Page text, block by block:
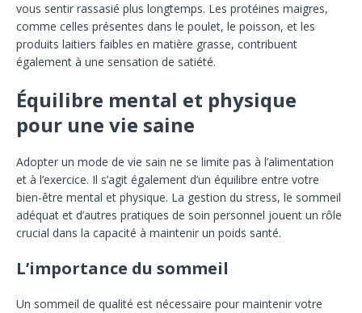
vous sentir rassasié plus longtemps. Les protéines maigres,
comme celles présentes dans le poulet, le poisson, et les
produits laitiers faibles en matière grasse, contribuent
également à une sensation de satiété.
Équilibre mental et physique
pour une vie saine
Adopter un mode de vie sain ne se limite pas à l’alimentation
et à l’exercice. Il s’agit également d’un équilibre entre votre
bien-être mental et physique. La gestion du stress, le sommeil
adéquat et d’autres pratiques de soin personnel jouent un rôle
crucial dans la capacité à maintenir un poids santé.
L’importance du sommeil
Un sommeil de qualité est nécessaire pour maintenir votre